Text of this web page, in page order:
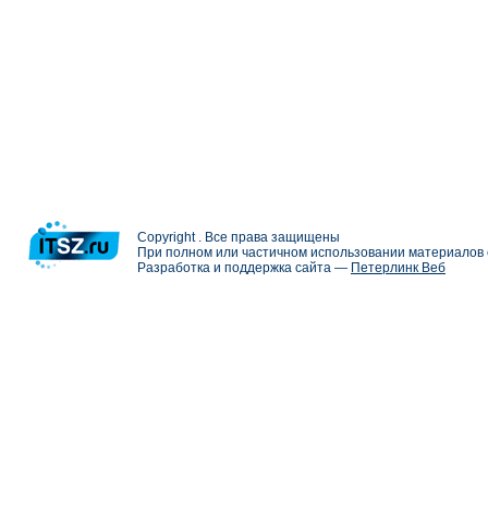
Copyright . Все права защищены
При полном или частичном использовании
Разработка и поддержка сайта — Петерлинк Веб